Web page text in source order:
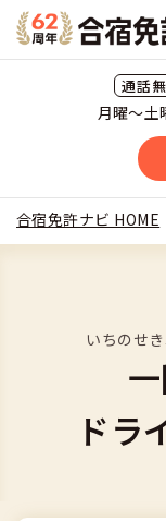
月曜〜
教習所一
運転免許
普通二輪
運転免許の種類(
安心・お得・早
合宿免許選びの
合宿免
合宿免許に役立
合宿免許で最短
合宿免許
合宿免許ナビ HOME
いちのせ
ドラ